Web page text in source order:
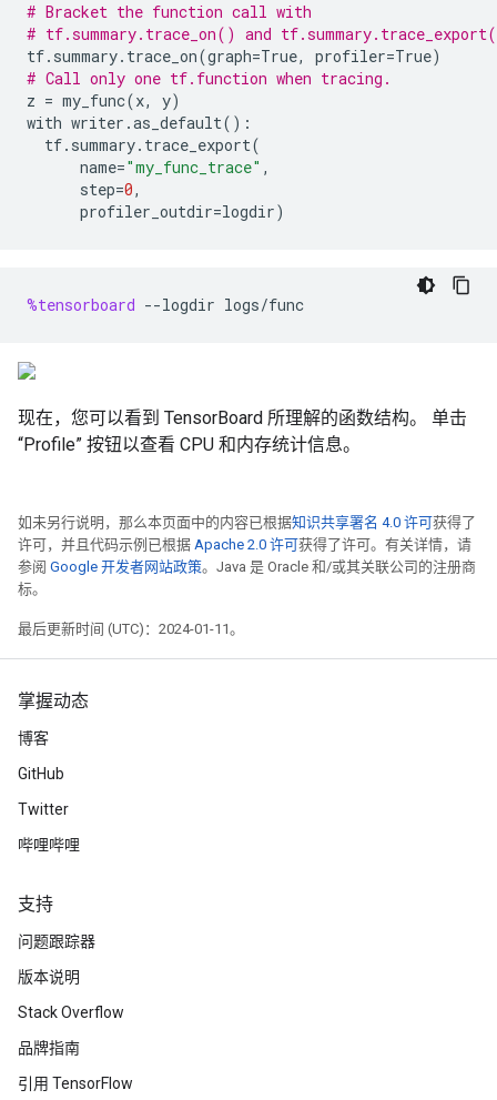
# Bracket the function call with
# tf.summary.trace_on() and
tf. summary. trace_on(graph=True, profiler=True)
# Call only one tf.function when tracing.
z = my_func(x, y)
with writer .as_default():
tf. summary. trace_export(
name="my_func_trace" ,
step=0,
profiler_outdir=logdir)
%tensorboard --logdir logs/func
现在，您可以看到 TensorBoard 所理解的函数结构。 单击
“Profile” 按钮以查看 CPU 和内存统计信息。
如未另行说明，那么本页面中的内容已根据知识共享署名 4.0 许可获得了
许可，并且代码示例已根据 Apache 2.0 许可获得了许可。有关详情，请
参阅 Google 开发者网站政策。Java 是 Oracle 和/或其关联公司的注册商
标。
最后更新时间 (UTC)：2024-01-11。
掌握动态
博客
GitHub
Twitter
哔哩哔哩
支持
问题跟踪器
版本说明
Stack Overflow
品牌指南
引用 TensorFlow